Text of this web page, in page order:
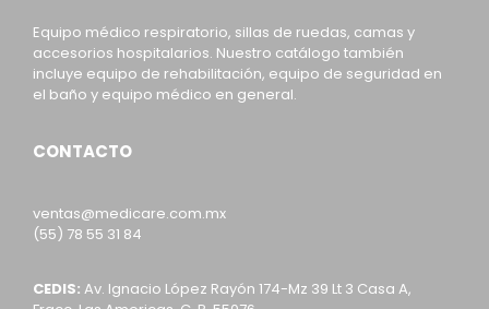
Equipo médico respiratorio, sillas de ruedas, camas y
accesorios hospitalarios. Nuestro catálogo también
incluye equipo de rehabilitación, equipo de seguridad en
el baño y equipo médico en general.
CONTACTO
ventas@medicare.com.mx
(55) 78 55 31 84
CEDIS: Av. Ignacio López Rayón 174-Mz 39 Lt 3 Casa A,